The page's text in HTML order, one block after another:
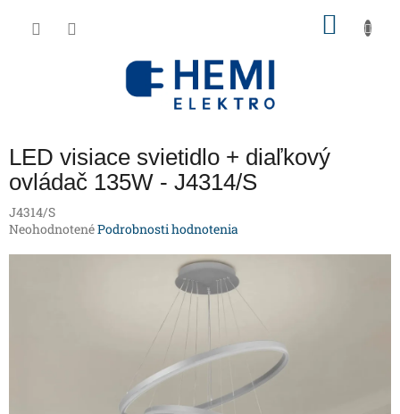
LED visiace svietidlo + diaľkový
ovládač 135W - J4314/S
J4314/S
Priemerné
NeohodnotenéPodrobnosti hodnotenia